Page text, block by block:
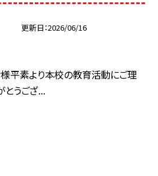
更新日 2026/06/16
平素より本校の教育活動にご理
うござ...